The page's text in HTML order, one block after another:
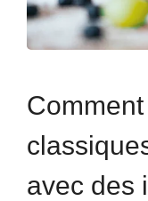
avec des